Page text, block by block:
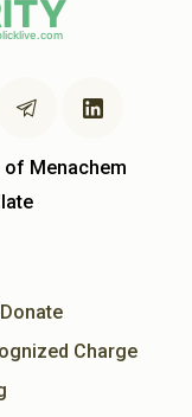
Menachem
Charge